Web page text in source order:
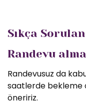
Sıkça
Randevu
Randevusuz da
saatlerde bekleme
öneririz.